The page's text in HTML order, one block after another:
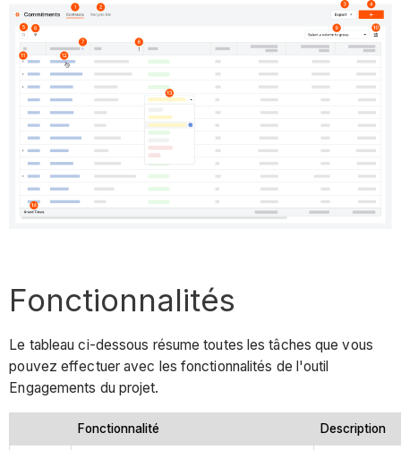
Fonctionnalités
Le tableau ci-dessous résume toutes les tâches que vous
pouvez effectuer avec les fonctionnalités de l'outil
Engagements du projet.
Fonctionnalité Description